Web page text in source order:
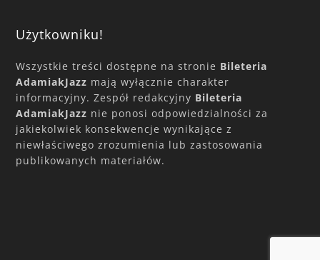
Użytkowniku!
Wszystkie treści dostępne na stronie Bileteria
AdamiakJazz mają wyłącznie charakter
informacyjny. Zespół redakcyjny Bileteria
AdamiakJazz nie ponosi odpowiedzialności za
jakiekolwiek konsekwencje wynikające z
niewłaściwego zrozumienia lub zastosowania
publikowanych materiałów.